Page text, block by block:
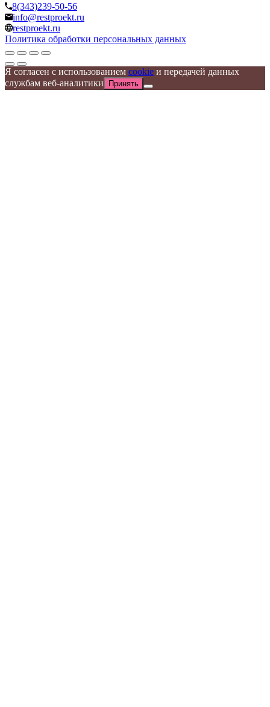
8(343)239-50-56
info@restproekt.ru
restproekt.ru
Политика обработки персональных данных
Я согласен с использованием cookie и передачей данных
службам веб-аналитики
Принять